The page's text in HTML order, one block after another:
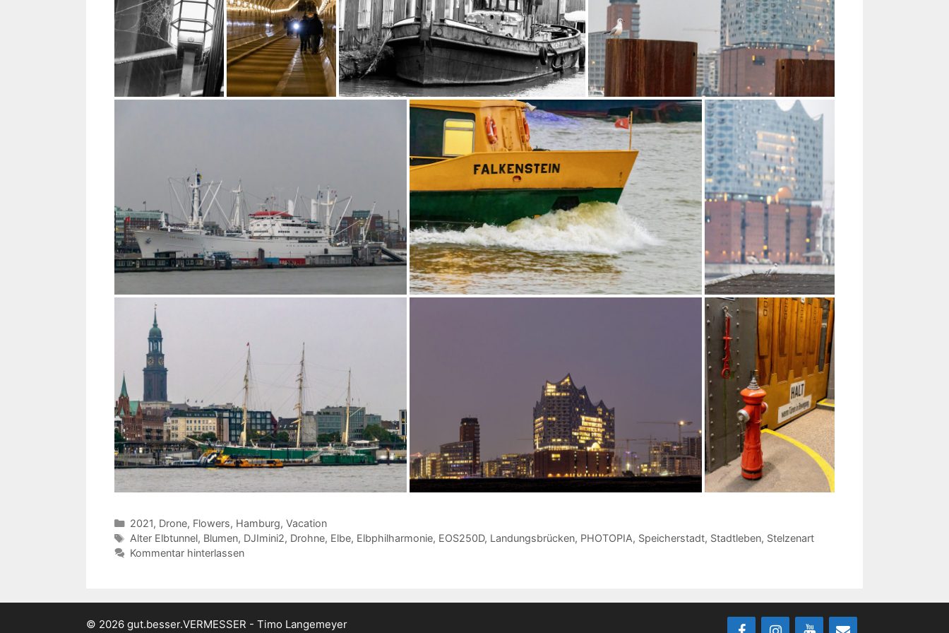
Kategorien
2021, Drone, Flowers, Hamburg, Vacation
Schlagwörter
Alter Elbtunnel, Blumen, DJImini2, Drohne, Elbe, Elbphilharmonie, EOS250D, Landungsbrücken, PHOTOPIA, Speicherstadt, Stadtleben, Stelzenart
Kommentar hinterlassen
© 2026 gut.besser.VERMESSER - Timo Langemeyer